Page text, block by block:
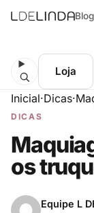
Blog
Loja
Inicial·Dicas·
DICAS
os
Equipe L